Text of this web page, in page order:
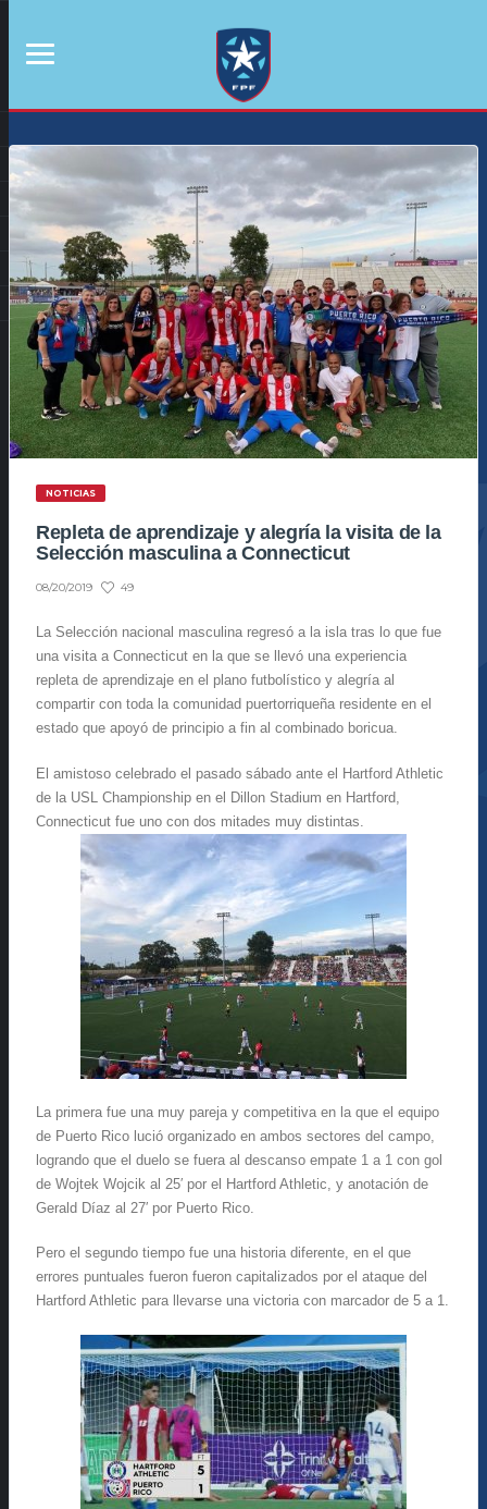
NOTICIAS
Repleta de aprendizaje y alegría la visita de la
Selección masculina a Connecticut
08/20/2019 49
La Selección nacional masculina regresó a la isla tras lo que fue
una visita a Connecticut en la que se llevó una experiencia
repleta de aprendizaje en el plano futbolístico y alegría al
compartir con toda la comunidad puertorriqueña residente en el
estado que apoyó de principio a fin al combinado boricua.
El amistoso celebrado el pasado sábado ante el Hartford Athletic
de la USL Championship en el Dillon Stadium en Hartford,
Connecticut fue uno con dos mitades muy distintas.
La primera fue una muy pareja y competitiva en la que el equipo
de Puerto Rico lució organizado en ambos sectores del campo,
logrando que el duelo se fuera al descanso empate 1 a 1 con gol
de Wojtek Wojcik al 25′ por el Hartford Athletic, y anotación de
Gerald Díaz al 27′ por Puerto Rico.
Pero el segundo tiempo fue una historia diferente, en el que
errores puntuales fueron fueron capitalizados por el ataque del
Hartford Athletic para llevarse una victoria con marcador de 5 a 1.